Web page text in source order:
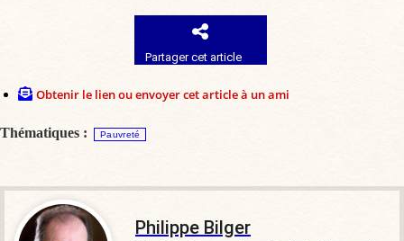
Partager cet article
Obtenir le lien ou envoyer cet article à un ami
Thématiques : Pauvreté
Philippe Bilger